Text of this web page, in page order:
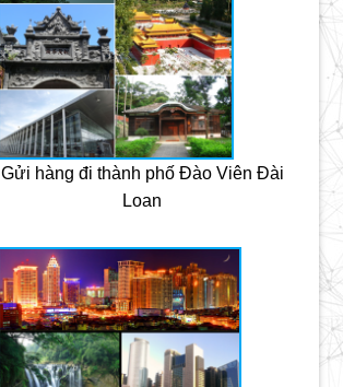
Gửi hàng đi thành phố Đào Viên Đài
Loan